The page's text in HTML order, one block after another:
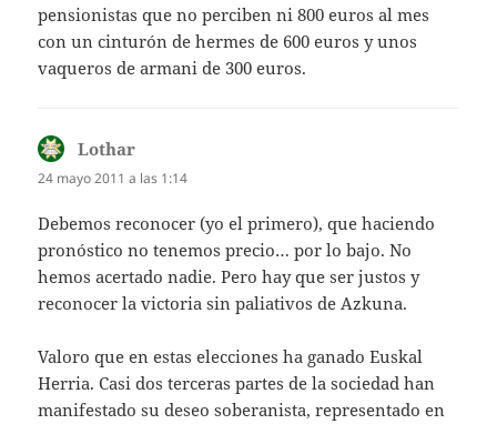
pensionistas que no perciben ni 800 euros al mes
con un cinturón de hermes de 600 euros y unos
vaqueros de armani de 300 euros.
Lothar
24 mayo 2011 a las 1:14
Debemos reconocer (yo el primero), que haciendo
pronóstico no tenemos precio… por lo bajo. No
hemos acertado nadie. Pero hay que ser justos y
reconocer la victoria sin paliativos de Azkuna.
Valoro que en estas elecciones ha ganado Euskal
Herria. Casi dos terceras partes de la sociedad han
manifestado su deseo soberanista, representado en